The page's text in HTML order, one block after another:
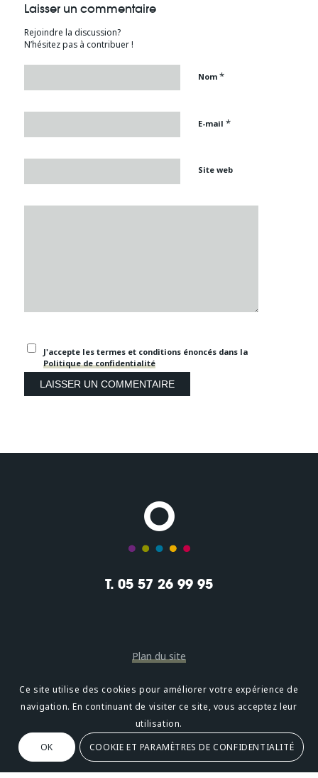
Laisser un commentaire
Rejoindre la discussion?
N’hésitez pas à contribuer !
Nom *
E-mail *
Site web
J'accepte les termes et conditions énoncés dans la
Politique de confidentialité
T. 05 57 26 99 95
Plan du site
Mentions légales
Confidentialité
Oméni2, avenue Léonard de Vinci 33600 PESSAC
Ce site utilise des cookies pour améliorer votre expérience de
navigation. En continuant de visiter ce site, vous acceptez leur
utilisation.
OK
COOKIE ET PARAMÈTRES DE CONFIDENTIALITÉ